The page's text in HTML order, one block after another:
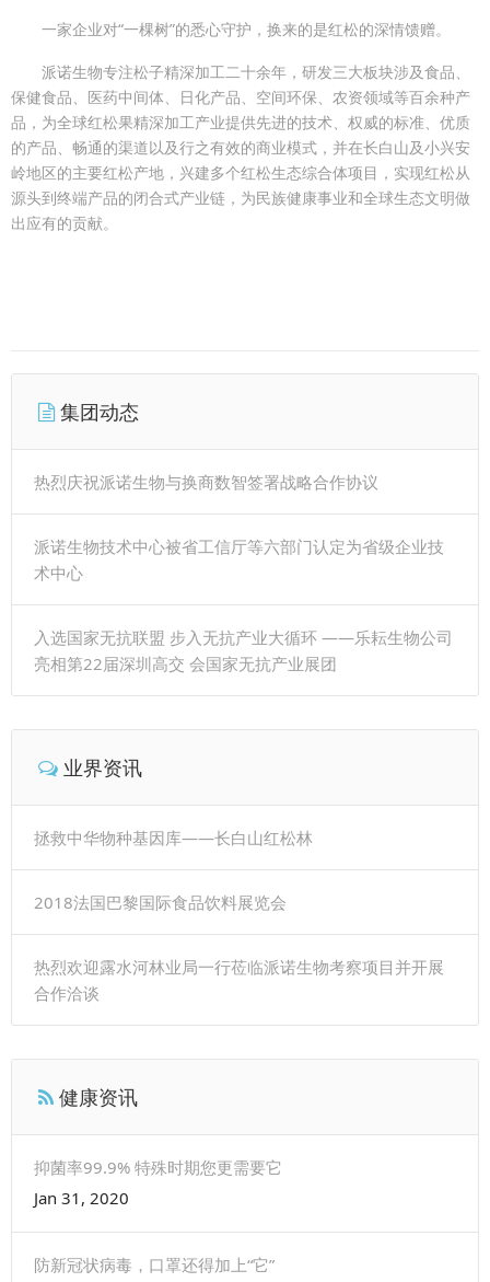
一家企业对“一棵树”的悉心守护，换来的是红松的深情馈赠。
派诺生物专注松子精深加工二十余年，研发三大板块涉及食品、
保健食品、医药中间体、日化产品、空间环保、农资领域等百余种产
品，为全球红松果精深加工产业提供先进的技术、权威的标准、优质
的产品、畅通的渠道以及行之有效的商业模式，并在长白山及小兴安
岭地区的主要红松产地，兴建多个红松生态综合体项目，实现红松从
源头到终端产品的闭合式产业链，为民族健康事业和全球生态文明做
出应有的贡献。
集团动态
热烈庆祝派诺生物与换商数智签署战略合作协议
派诺生物技术中心被省工信厅等六部门认定为省级企业技
术中心
入选国家无抗联盟 步入无抗产业大循环 ——乐耘生物公司
亮相第22届深圳高交 会国家无抗产业展团
业界资讯
拯救中华物种基因库——长白山红松林
2018法国巴黎国际食品饮料展览会
热烈欢迎露水河林业局一行莅临派诺生物考察项目并开展
合作洽谈
健康资讯
抑菌率99.9% 特殊时期您更需要它
Jan 31, 2020
防新冠状病毒，口罩还得加上“它”